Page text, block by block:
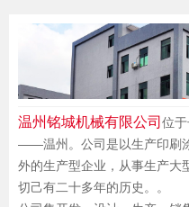
温州铭城机械有限公司 位
——温州。公司是以生产印刷
外的生产型企业，从事生产大
切己有二十多年的历史。。